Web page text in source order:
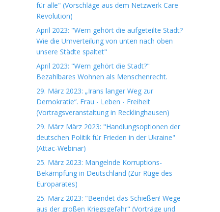
für alle" (Vorschläge aus dem Netzwerk Care
Revolution)
April 2023: "Wem gehört die aufgeteilte Stadt?
Wie die Umverteilung von unten nach oben
unsere Städte spaltet"
April 2023: "Wem gehört die Stadt?"
Bezahlbares Wohnen als Menschenrecht.
29. März 2023: „Irans langer Weg zur
Demokratie“. Frau - Leben - Freiheit
(Vortragsveranstaltung in Recklinghausen)
29. März März 2023: "Handlungsoptionen der
deutschen Politik für Frieden in der Ukraine"
(Attac-Webinar)
25. März 2023: Mangelnde Korruptions-
Bekämpfung in Deutschland (Zur Rüge des
Europarates)
25. März 2023: "Beendet das Schießen! Wege
aus der großen Kriegsgefahr" (Vorträge und